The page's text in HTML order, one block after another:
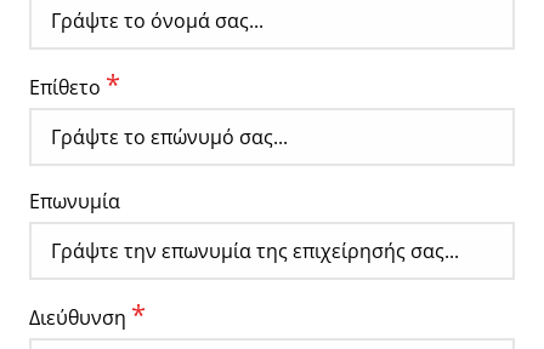
Επίθετο *
Επωνυμία
Διεύθυνση *